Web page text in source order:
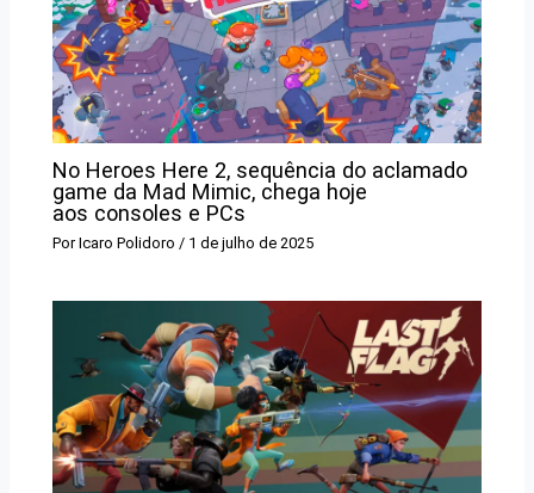
No Heroes Here 2, sequência do aclamado
game da Mad Mimic, chega hoje
aos consoles e PCs
PorIcaro Polidoro / 1 de julho de 2025